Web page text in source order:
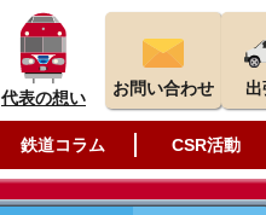
代表の想い お問い合わせ
鉄道コラム CSR活動